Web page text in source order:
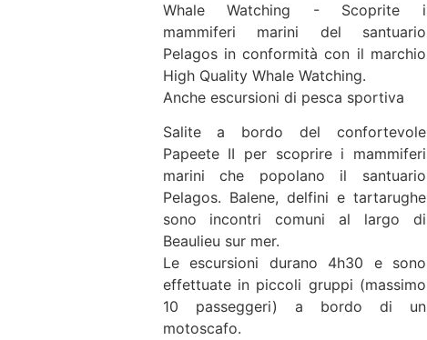
Whale Watching - Scoprite i
mammiferi marini del santuario
Pelagos in conformità con il marchio
High Quality Whale Watching.
Anche escursioni di pesca sportiva
Salite a bordo del confortevole
Papeete II per scoprire i mammiferi
marini che popolano il santuario
Pelagos. Balene, delfini e tartarughe
sono incontri comuni al largo di
Beaulieu sur mer.
Le escursioni durano 4h30 e sono
effettuate in piccoli gruppi (massimo
10 passeggeri) a bordo di un
motoscafo.